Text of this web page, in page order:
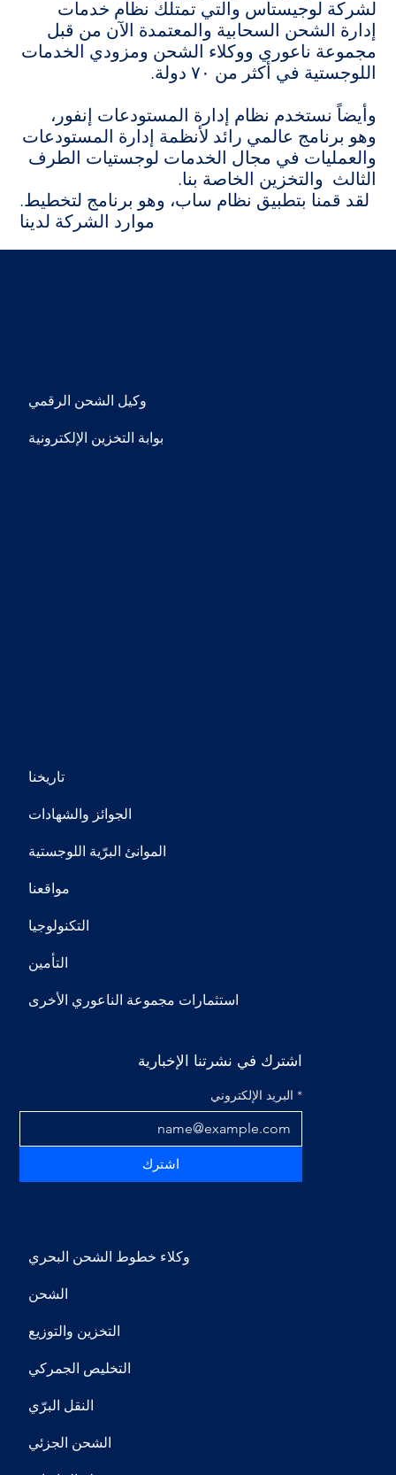
لشركة لوجيستاس والتي تمتلك نظام خدمات
إدارة الشحن السحابية والمعتمدة الآن من قبل
مجموعة ناعوري ووكلاء الشحن ومزودي الخدمات
اللوجستية في أكثر من ۷۰ دولة.
وأيضاً نستخدم نظام إدارة المستودعات إنفور،
وهو برنامج عالمي رائد لأنظمة إدارة المستودعات
والعمليات في مجال الخدمات لوجستيات الطرف
الثالث والتخزين الخاصة بنا.
.لقد قمنا بتطبيق نظام ساب، وهو برنامج لتخطيط
موارد الشركة لدينا
وكيل الشحن الرقمي
بوابة التخزين الإلكترونية
تاريخنا
الجوائز والشهادات
الموانئ البرّية اللوجستية
مواقعنا
التكنولوجيا
التأمين
استثمارات مجموعة الناعوري الأخرى
اشترك في نشرتنا الإخبارية
* البريد الإلكتروني
اشترك
​وكلاء خطوط الشحن البحري
​الشحن
​التخزين والتوزيع
​التخليص الجمركي
​النقل البرّي
​الشحن الجزئي